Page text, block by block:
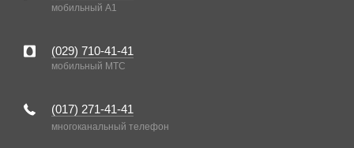
мобильный A1
(029) 710-41-41
мобильный MTC
(017) 271-41-41
многоканальный телефон